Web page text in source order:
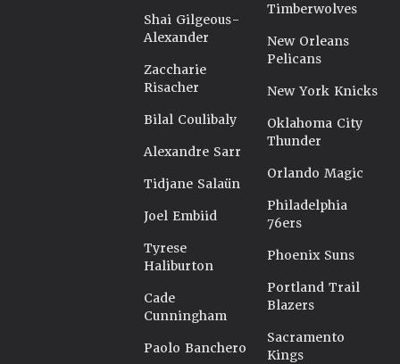
Shai Gilgeous-
Alexander
Zaccharie
Risacher
Bilal Coulibaly
Alexandre Sarr
Tidjane Salaün
Joel Embiid
Tyrese
Haliburton
Cade
Cunningham
Paolo Banchero
Timberwolves
New Orleans
Pelicans
New York Knicks
Oklahoma City
Thunder
Orlando Magic
Philadelphia
76ers
Phoenix Suns
Portland Trail
Blazers
Sacramento
Kings